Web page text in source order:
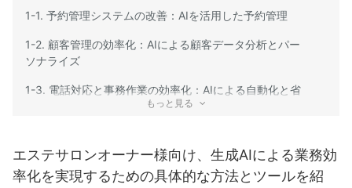
1-1. 予約管理システムの改善：AIを活用した予約管理
1-2. 顧客管理の効率化：AIによる顧客データ分析とパー
ソナライズ
1-3. 電話対応と事務作業の効率化：AIによる自動化と省
び方と導入支援
1-5. スタッフ間の情報共有と連携強化：AIを活用した情
もっと見る
エステサロンオーナー様向け、生成AIによる業務効
率化を実現するための具体的な方法とツールを紹